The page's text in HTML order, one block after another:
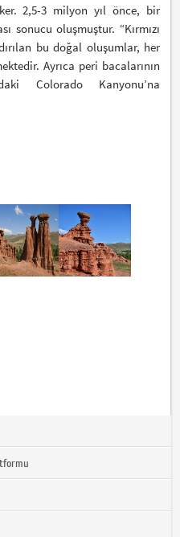
2,5-3 milyon yıl önce, bir
sonucu oluşmuştur. “Kırmızı
bu doğal oluşumlar, her
Ayrıca peri bacalarının
Colorado Kanyonu’na